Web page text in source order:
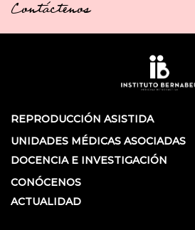
Contáctenos
REPRODUCCIÓN ASISTIDA
UNIDADES MÉDICAS ASOCIADAS
DOCENCIA E INVESTIGACIÓN
CONÓCENOS
ACTUALIDAD